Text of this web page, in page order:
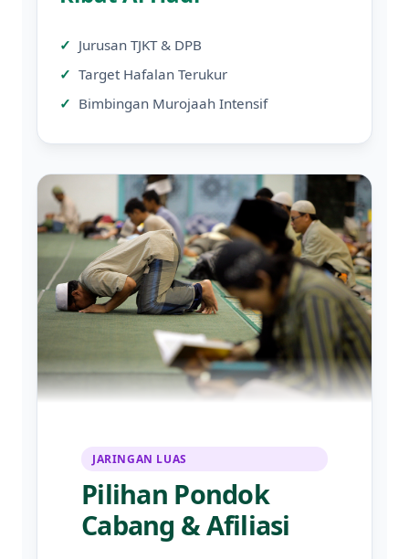
Jurusan TJKT & DPB
Target Hafalan Terukur
Bimbingan Murojaah Intensif
JARINGAN LUAS
Pilihan Pondok
Cabang & Afiliasi